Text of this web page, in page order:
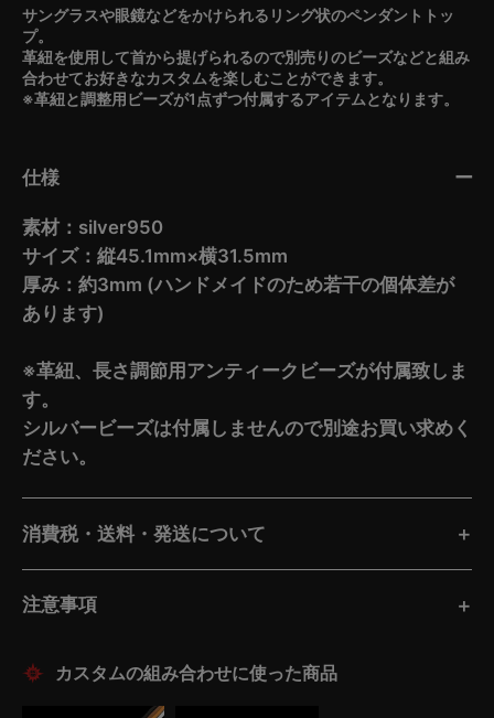
サングラスや眼鏡などをかけられるリング状のペンダントトッ
プ。
革紐を使用して首から提げられるので別売りのビーズなどと組み
合わせてお好きなカスタムを楽しむことができます。
※革紐と調整用ビーズが1点ずつ付属するアイテムとなります。
仕様
素材：silver950
サイズ：縦45.1mm×横31.5mm
厚み：約3mm (ハンドメイドのため若干の個体差が
あります)
※革紐、長さ調節用アンティークビーズが付属致しま
す。
シルバービーズは付属しませんので別途お買い求めく
ださい。
消費税・送料・発送について
注意事項